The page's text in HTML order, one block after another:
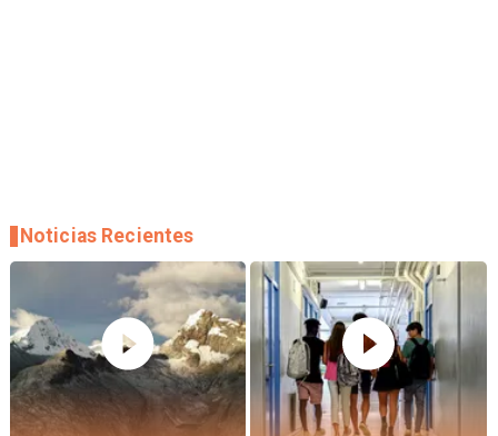
Noticias Recientes